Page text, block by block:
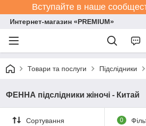
Вступайте в наше
Интернет-магазин «PREMIUM»
Товари та послуги Підслідники
ФЕННА підслідники жіночі - Китай
Сортування 0